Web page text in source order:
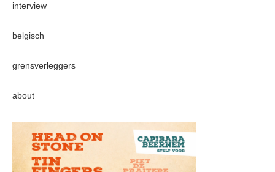
interview
belgisch
grensverleggers
about